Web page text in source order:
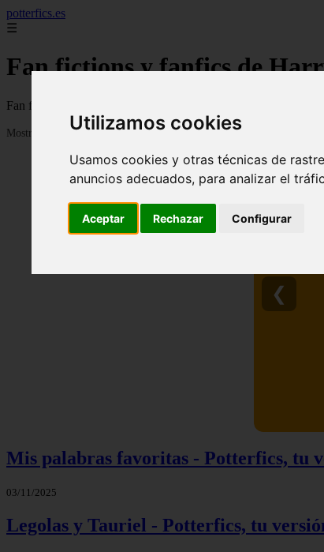
Utilizamos cookies
Usamos cookies y otras técnicas de
anuncios adecuados, para analizar el
Aceptar Rechazar Configurar
potterfics.es
☰
Fan fictions y fanfics de
Fan fictions y fanfics de Harry Potter en Español
Mostrando 1 - 24 de 3915 artículos
❮
Mis palabras favoritas - Potterfics, tu
03/11/2025
Legolas y Tauriel - Potterfics, tu